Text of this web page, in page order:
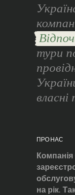
тури
власні
ПРО НАС
Компанія
на рік.